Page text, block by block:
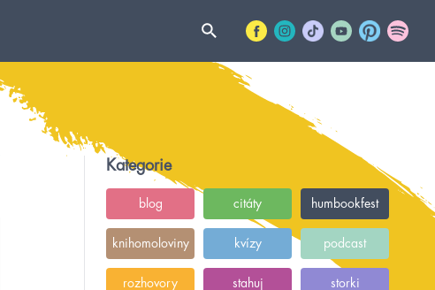
Kategorie
blog citáty humbookfest
knihomoloviny kvízy podcast
rozhovory stahuj storki